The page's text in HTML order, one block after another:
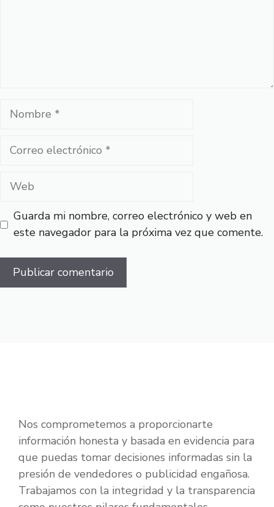
Nombre
Correo
Web
Guarda mi nombre, correo electrónico y web en
este navegador para la próxima vez que comente.
Nos comprometemos a proporcionarte
información honesta y basada en evidencia para
que puedas tomar decisiones informadas sin la
presión de vendedores o publicidad engañosa.
Trabajamos con la integridad y la transparencia